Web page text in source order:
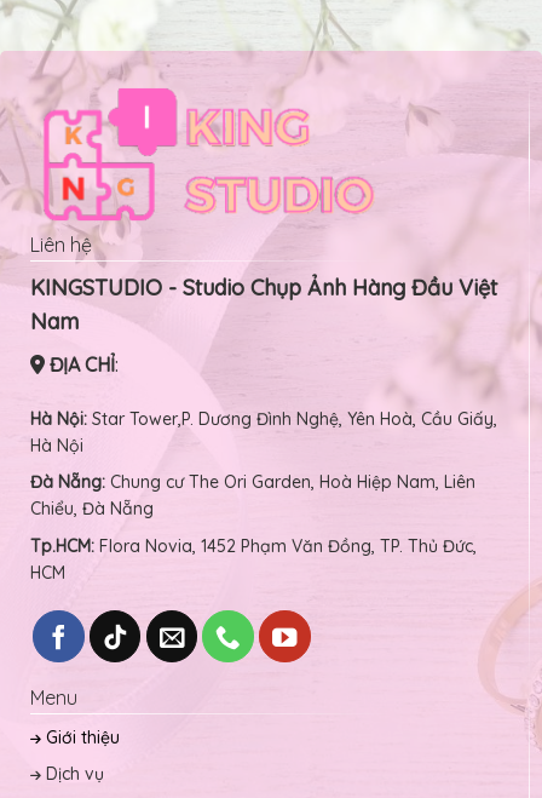
Liên hệ
KINGSTUDIO - Studio Chụp Ảnh Hàng Đầu Việt
Nam
ĐỊA CHỈ:
Hà Nội: Star Tower,P. Dương Đình Nghệ, Yên Hoà, Cầu Giấy,
Hà Nội
Đà Nẵng: Chung cư The Ori Garden, Hoà Hiệp Nam, Liên
Chiểu, Đà Nẵng
Tp.HCM: Flora Novia, 1452 Phạm Văn Đồng, TP. Thủ Đức,
HCM
Menu
Giới thiệu
Dịch vụ